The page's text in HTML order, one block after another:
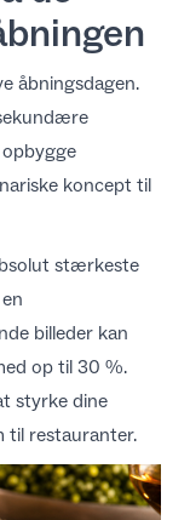
åbningsdagen.
koncept til
stærkeste
billeder kan
op til 30 %.
styrke dine
til restauranter.